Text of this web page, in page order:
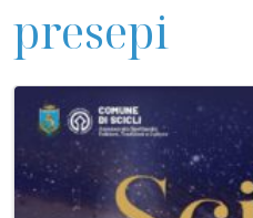
presepi